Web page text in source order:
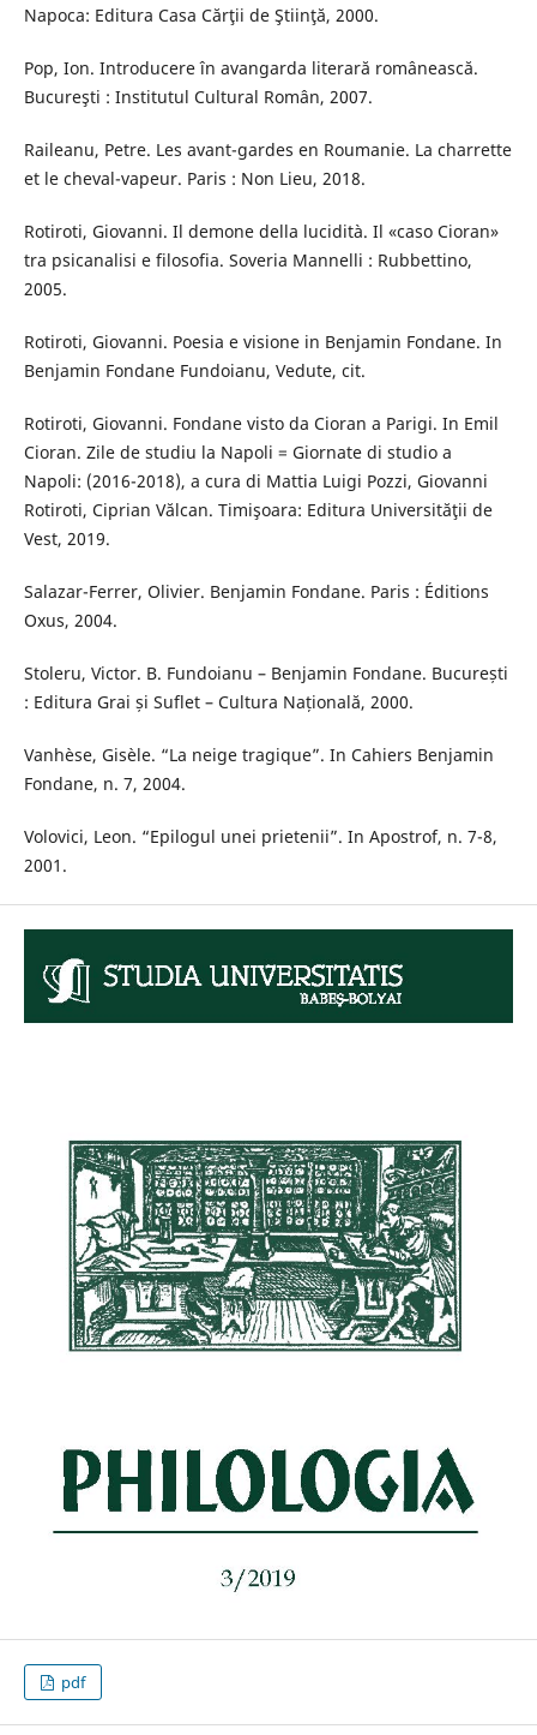
Napoca: Editura Casa Cărţii de Ştiinţă, 2000.
Pop, Ion. Introducere în avangarda literară românească.
Bucureşti : Institutul Cultural Român, 2007.
Raileanu, Petre. Les avant-gardes en Roumanie. La charrette
et le cheval-vapeur. Paris : Non Lieu, 2018.
Rotiroti, Giovanni. Il demone della lucidità. Il «caso Cioran»
tra psicanalisi e filosofia. Soveria Mannelli : Rubbettino,
2005.
Rotiroti, Giovanni. Poesia e visione in Benjamin Fondane. In
Benjamin Fondane Fundoianu, Vedute, cit.
Rotiroti, Giovanni. Fondane visto da Cioran a Parigi. In Emil
Cioran. Zile de studiu la Napoli = Giornate di studio a
Napoli: (2016-2018), a cura di Mattia Luigi Pozzi, Giovanni
Rotiroti, Ciprian Vălcan. Timişoara: Editura Universităţii de
Vest, 2019.
Salazar-Ferrer, Olivier. Benjamin Fondane. Paris : Éditions
Oxus, 2004.
Stoleru, Victor. B. Fundoianu – Benjamin Fondane. București
: Editura Grai și Suflet – Cultura Națională, 2000.
Vanhèse, Gisèle. “La neige tragique”. In Cahiers Benjamin
Fondane, n. 7, 2004.
Volovici, Leon. “Epilogul unei prietenii”. In Apostrof, n. 7-8,
2001.
pdf